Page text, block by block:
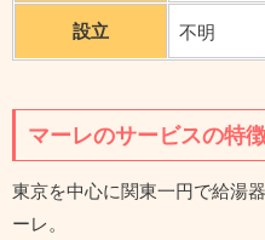
設立 不明
マーレのサービスの特
東京を中心に関東一円で給湯
ーレ。